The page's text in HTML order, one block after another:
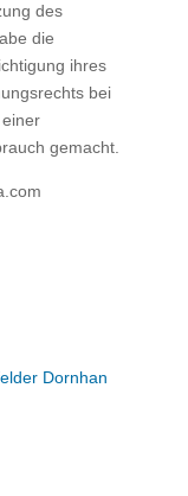
des
die
ihres
bei
gemacht.